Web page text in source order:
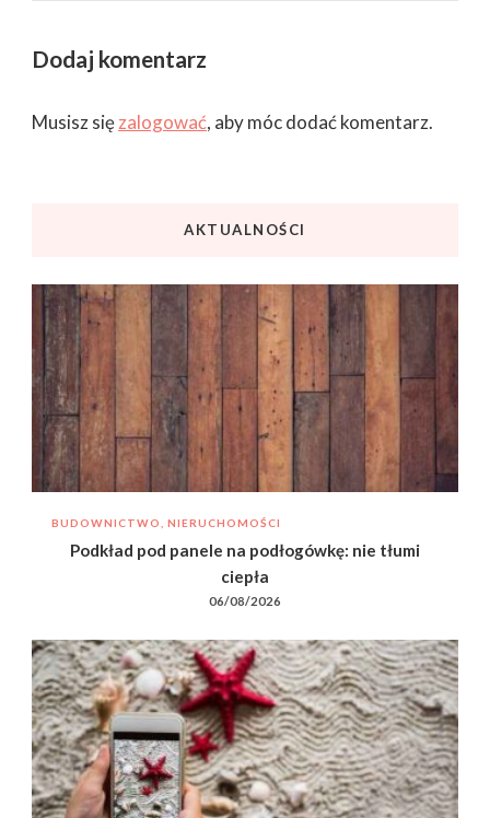
Dodaj komentarz
Musisz sięzalogować, aby móc dodać komentarz.
AKTUALNOŚCI
BUDOWNICTWO, NIERUCHOMOŚCI
Podkład pod panele na podłogówkę: nie tłumi
ciepła
06/08/2026